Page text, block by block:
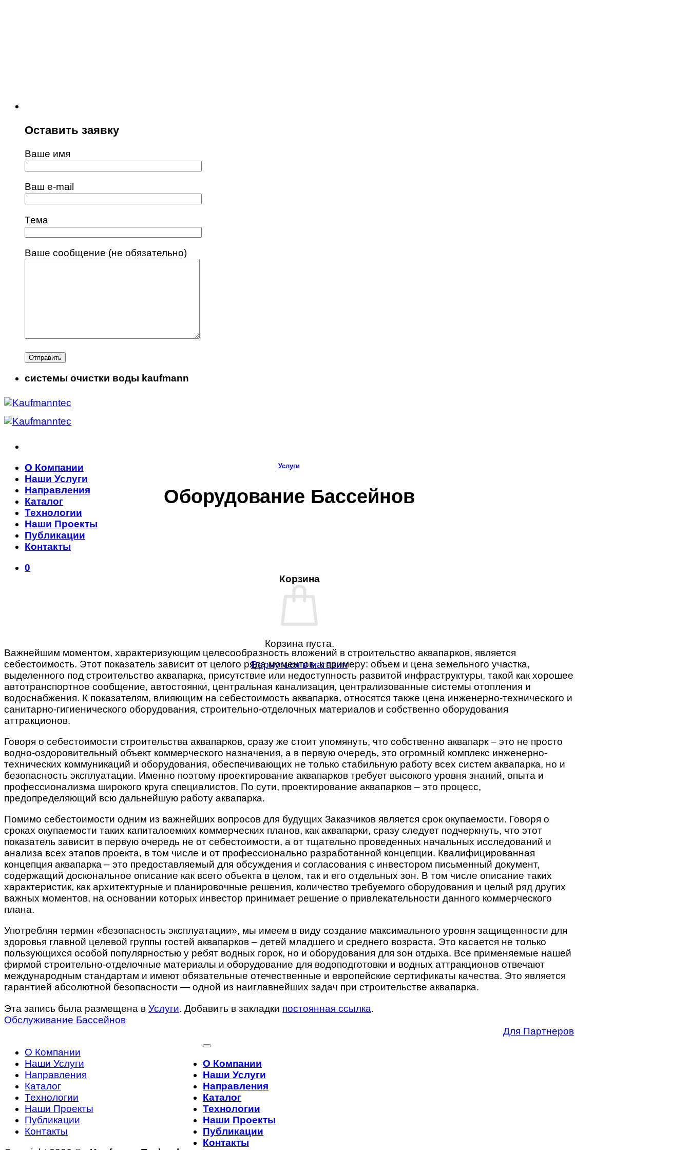
Оставить заявку
Ваше имя
Ваш e-mail
Тема
Ваше сообщение (не обязательно)
системы очистки воды kaufmann
О Компании
Наши Услуги
Направления
Каталог
Технологии
Наши Проекты
Публикации
Контакты
0
Корзина
Корзина пуста.
Вернуться в магазин
Услуги
Оборудование Бассейнов
Важнейшим моментом, характеризующим целесообразность вложений в строительство аквапарков, является
себестоимость. Этот показатель зависит от целого ряда моментов, к примеру: объем и цена земельного участка,
выделенного под строительство аквапарка, присутствие или недоступность развитой инфраструктуры, такой как хорошее
автотранспортное сообщение, автостоянки, центральная канализация, централизованные системы отопления и
водоснабжения. К показателям, влияющим на себестоимость аквапарка, относятся также цена инженерно-технического и
санитарно-гигиенического оборудования, строительно-отделочных материалов и собственно оборудования
аттракционов.
Говоря о себестоимости строительства аквапарков, сразу же стоит упомянуть, что собственно аквапарк – это не просто
водно-оздоровительный объект коммерческого назначения, а в первую очередь, это огромный комплекс инженерно-
технических коммуникаций и оборудования, обеспечивающих не только стабильную работу всех систем аквапарка, но и
безопасность эксплуатации. Именно поэтому проектирование аквапарков требует высокого уровня знаний, опыта и
профессионализма широкого круга специалистов. По сути, проектирование аквапарков – это процесс,
предопределяющий всю дальнейшую работу аквапарка.
Помимо себестоимости одним из важнейших вопросов для будущих Заказчиков является срок окупаемости. Говоря о
сроках окупаемости таких капиталоемких коммерческих планов, как аквапарки, сразу следует подчеркнуть, что этот
показатель зависит в первую очередь не от себестоимости, а от тщательно проведенных начальных исследований и
анализа всех этапов проекта, в том числе и от профессионально разработанной концепции. Квалифицированная
концепция аквапарка – это предоставляемый для обсуждения и согласования с инвестором письменный документ,
содержащий доскональное описание как всего объекта в целом, так и его отдельных зон. В том числе описание таких
характеристик, как архитектурные и планировочные решения, количество требуемого оборудования и целый ряд других
важных моментов, на основании которых инвестор принимает решение о привлекательности данного коммерческого
плана.
Употребляя термин «безопасность эксплуатации», мы имеем в виду создание максимального уровня защищенности для
здоровья главной целевой группы гостей аквапарков – детей младшего и среднего возраста. Это касается не только
пользующихся особой популярностью у ребят водных горок, но и оборудования для зон отдыха. Все применяемые нашей
фирмой строительно-отделочные материалы и оборудование для водоподготовки и водных аттракционов отвечают
международным стандартам и имеют обязательные отечественные и европейские сертификаты качества. Это является
гарантией абсолютной безопасности — одной из наиглавнейших задач при строительстве аквапарка.
Эта запись была размещена в Услуги. Добавить в закладки постоянная ссылка.
Обслуживание Бассейнов
Для Партнеров
О Компании
Наши Услуги
Направления
Каталог
Технологии
Наши Проекты
Публикации
Контакты
О Компании
Наши Услуги
Направления
Каталог
Технологии
Наши Проекты
Публикации
Контакты